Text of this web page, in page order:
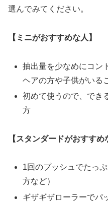
選んでみてください。
【ミニがおすすめな人】
抽出量を少なめにコン
ヘアの方や子供がいる
初めて使うので、でき
方
【スタンダードがおすすめ
1回のプッシュでたっ
方など）
ギザギザローラーでパ